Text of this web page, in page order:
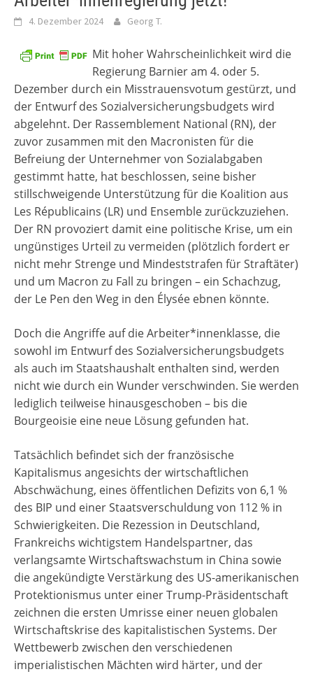
4. Dezember 2024 Georg T.
Mit hoher Wahrscheinlichkeit wird die
Regierung Barnier am 4. oder 5.
Dezember durch ein Misstrauensvotum gestürzt, und
der Entwurf des Sozialversicherungsbudgets wird
abgelehnt. Der Rassemblement National (RN), der
zuvor zusammen mit den Macronisten für die
Befreiung der Unternehmer von Sozialabgaben
gestimmt hatte, hat beschlossen, seine bisher
stillschweigende Unterstützung für die Koalition aus
Les Républicains (LR) und Ensemble zurückzuziehen.
Der RN provoziert damit eine politische Krise, um ein
ungünstiges Urteil zu vermeiden (plötzlich fordert er
nicht mehr Strenge und Mindeststrafen für Straftäter)
und um Macron zu Fall zu bringen – ein Schachzug,
der Le Pen den Weg in den Élysée ebnen könnte.
Doch die Angriffe auf die Arbeiter*innenklasse, die
sowohl im Entwurf des Sozialversicherungsbudgets
als auch im Staatshaushalt enthalten sind, werden
nicht wie durch ein Wunder verschwinden. Sie werden
lediglich teilweise hinausgeschoben – bis die
Bourgeoisie eine neue Lösung gefunden hat.
Tatsächlich befindet sich der französische
Kapitalismus angesichts der wirtschaftlichen
Abschwächung, eines öffentlichen Defizits von 6,1 %
des BIP und einer Staatsverschuldung von 112 % in
Schwierigkeiten. Die Rezession in Deutschland,
Frankreichs wichtigstem Handelspartner, das
verlangsamte Wirtschaftswachstum in China sowie
die angekündigte Verstärkung des US-amerikanischen
Protektionismus unter einer Trump-Präsidentschaft
zeichnen die ersten Umrisse einer neuen globalen
Wirtschaftskrise des kapitalistischen Systems. Der
Wettbewerb zwischen den verschiedenen
imperialistischen Mächten wird härter, und der